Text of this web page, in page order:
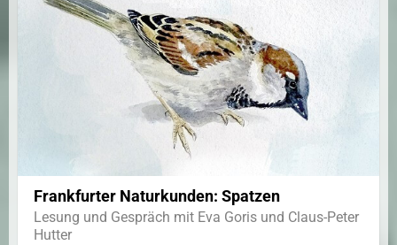
Frankfurter Naturkunden: Spatzen
Lesung und Gespräch mit Eva Goris und Claus-Peter
Hutter